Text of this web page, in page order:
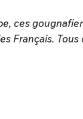
ces
Français.